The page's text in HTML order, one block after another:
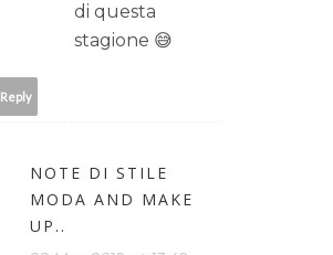
di questa
stagione 😅
Reply
NOTE DI STILE
MODA AND MAKE
UP..